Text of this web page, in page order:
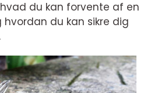
du kan forvente af en
du kan sikre dig